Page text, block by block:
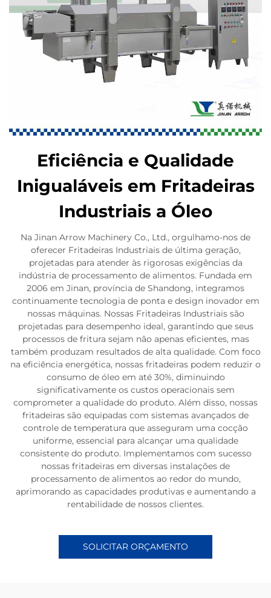
Eficiência e Qualidade
Inigualáveis em Fritadeiras
Industriais a Óleo
Na Jinan Arrow Machinery Co., Ltd., orgulhamo-nos de
oferecer Fritadeiras Industriais de última geração,
projetadas para atender às rigorosas exigências da
indústria de processamento de alimentos. Fundada em
2006 em Jinan, província de Shandong, integramos
continuamente tecnologia de ponta e design inovador em
nossas máquinas. Nossas Fritadeiras Industriais são
projetadas para desempenho ideal, garantindo que seus
processos de fritura sejam não apenas eficientes, mas
também produzam resultados de alta qualidade. Com foco
na eficiência energética, nossas fritadeiras podem reduzir o
consumo de óleo em até 30%, diminuindo
significativamente os custos operacionais sem
comprometer a qualidade do produto. Além disso, nossas
fritadeiras são equipadas com sistemas avançados de
controle de temperatura que asseguram uma cocção
uniforme, essencial para alcançar uma qualidade
consistente do produto. Implementamos com sucesso
nossas fritadeiras em diversas instalações de
processamento de alimentos ao redor do mundo,
aprimorando as capacidades produtivas e aumentando a
rentabilidade de nossos clientes.
SOLICITAR ORÇAMENTO